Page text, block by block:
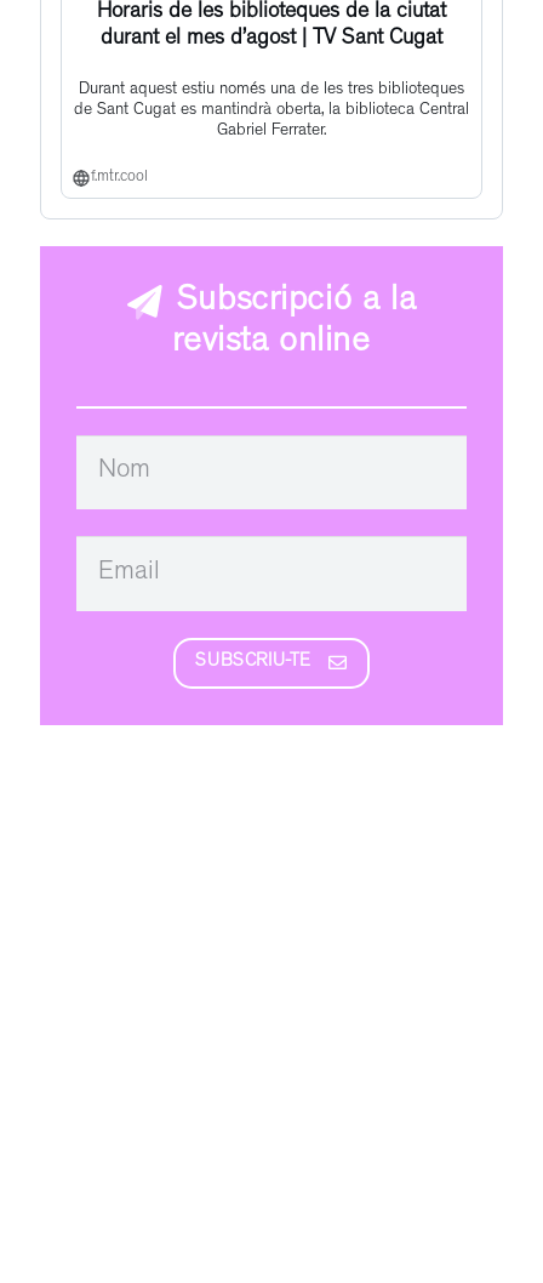
Horaris de les biblioteques de la ciutat
durant el mes d’agost | TV Sant Cugat
Durant aquest estiu només una de les tres biblioteques
de Sant Cugat es mantindrà oberta, la biblioteca Central
Gabriel Ferrater.
f.mtr.cool
Subscripció a la
revista online
SUBSCRIU-TE